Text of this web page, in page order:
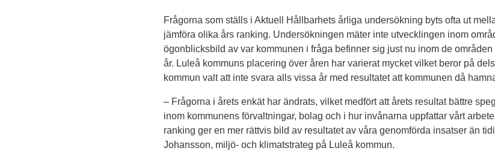
Frågorna som ställs i Aktuell Hållbarhets årliga undersökning byts ofta ut
jämföra olika års ranking. Undersökningen mäter inte utvecklingen inom
ögonblicksbild av var kommunen i fråga befinner sig just nu inom de
år. Luleå kommuns placering över åren har varierat mycket vilket beror på
kommun valt att inte svara alls vissa år med resultatet att kommunen då
– Frågorna i årets enkät har ändrats, vilket medfört att årets resultat bättre
inom kommunens förvaltningar, bolag och i hur invånarna uppfattar vårt
ranking ger en mer rättvis bild av resultatet av våra genomförda insatser än
Johansson, miljö- och klimatstrateg på Luleå kommun.